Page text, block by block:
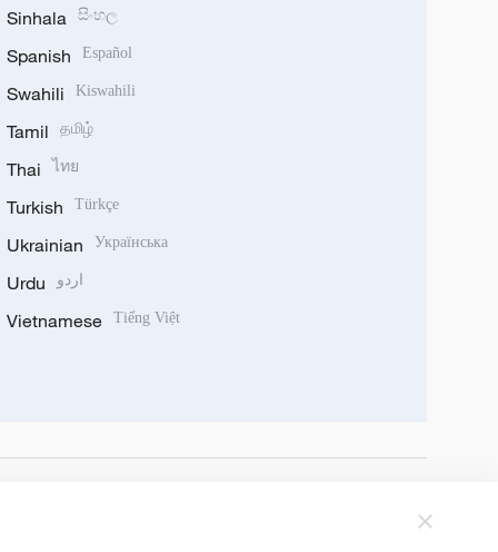
Sinhala සිංහල
Spanish Español
Swahili Kiswahili
Tamil தமிழ்
Thai ไทย
Turkish Türkçe
Ukrainian Українська
Urdu اردو
Vietnamese Tiếng Việt